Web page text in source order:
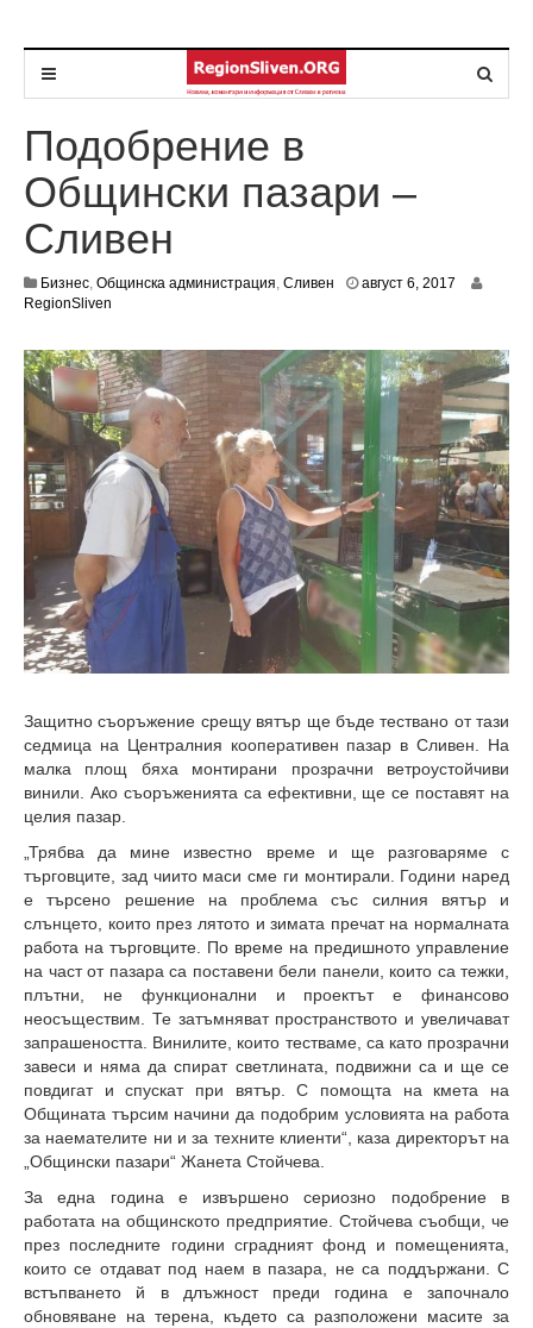
Подобрение в
Общински пазари –
Сливен
Бизнес, Общинска администрация, Сливен август 6, 2017
т
1
0
,
2
0
1
7
RegionSliven
Защитно съоръжение срещу вятър ще бъде тествано от тази
седмица на Централния кооперативен пазар вСливен. На
малка площ бяха монтирани прозрачни ветроустойчиви
винили. Ако съоръженията са ефективни, ще се поставят на
целия пазар.
„Трябва да мине известно време и ще разговаряме с
търговците, зад чиито маси сме ги монтирали. Години наред
е търсено решение на проблема със силния вятър и
слънцето, които през лятото и зимата пречат на нормалната
работа на търговците. По време на предишното управление
на част от пазара са поставени бели панели, които са тежки,
плътни, не функционални и проектът е финансово
неосъществим. Те затъмняват пространството и увеличават
запрашеността. Винилите, които тестваме, са като прозрачни
завеси и няма да спират светлината, подвижни са и ще се
повдигат и спускат при вятър. С помощта на кмета на
Общината търсим начини да подобрим условията на работа
за наемателите ни и за техните клиенти“, каза директорът на
„Общински пазари“ Жанета Стойчева.
За една година е извършено сериозно подобрение в
работата на общинското предприятие. Стойчева съобщи, че
през последните години сградният фонд и помещенията,
които се отдават под наем в пазара, не са поддържани. С
встъпването й в длъжност преди година е започнало
обновяване на терена, където са разположени масите за